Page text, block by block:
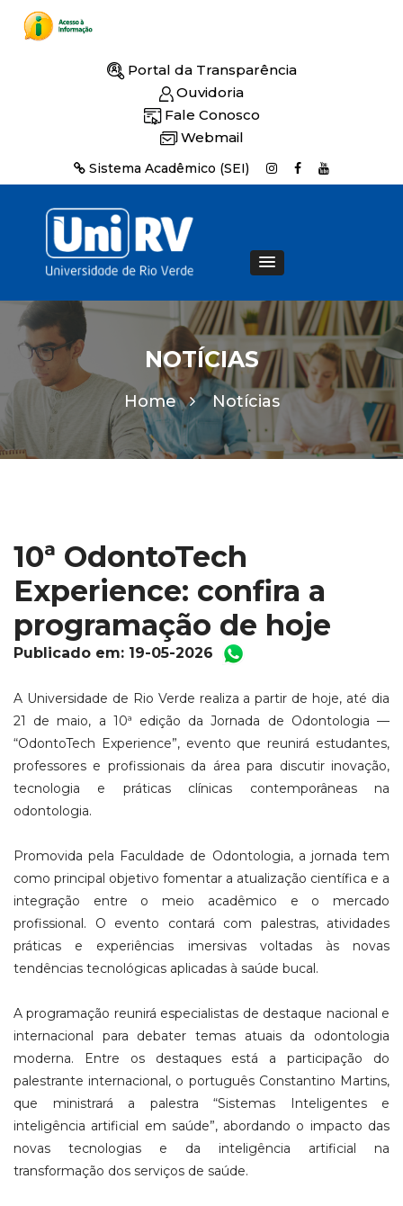
Portal da Transparência
Ouvidoria
Fale Conosco
Webmail
Sistema Acadêmico (SEI)
NOTÍCIAS
Home Notícias
10ª OdontoTech
Experience: confira a
programação de hoje
Publicado em: 19-05-2026
A Universidade de Rio Verde realiza a partir de hoje, até dia
21 de maio, a 10ª edição da Jornada de Odontologia —
“OdontoTech Experience”, evento que reunirá estudantes,
professores e profissionais da área para discutir inovação,
tecnologia e práticas clínicas contemporâneas na
odontologia.
Promovida pela Faculdade de Odontologia, a jornada tem
como principal objetivo fomentar a atualização científica e a
integração entre o meio acadêmico e o mercado
profissional. O evento contará com palestras, atividades
práticas e experiências imersivas voltadas às novas
tendências tecnológicas aplicadas à saúde bucal.
A programação reunirá especialistas de destaque nacional e
internacional para debater temas atuais da odontologia
moderna. Entre os destaques está a participação do
palestrante internacional, o português Constantino Martins,
que ministrará a palestra “Sistemas Inteligentes e
inteligência artificial em saúde”, abordando o impacto das
novas tecnologias e da inteligência artificial na
transformação dos serviços de saúde.